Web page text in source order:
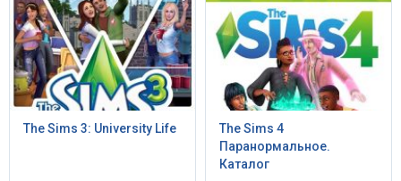
The Sims 3: University Life
The Sims 4
Паранормальное.
Каталог